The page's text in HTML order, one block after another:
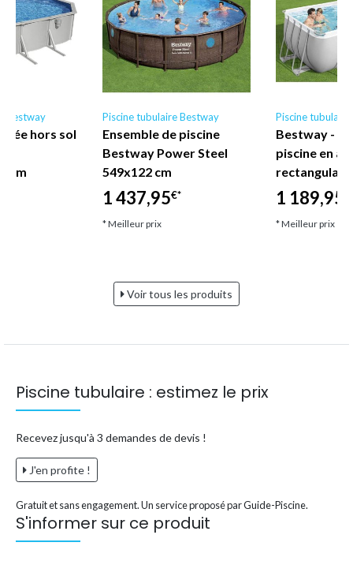
Bestway
hors sol
cm
Piscine tubulaire Bestway
Ensemble de piscine
Bestway Power Steel
549x122 cm
1 437,95€*
* Meilleur prix
Piscine
Bestway -
piscine en
1 189,95
* Meilleur prix
Voir tous les produits
Piscine tubulaire : estimez le prix
Recevez jusqu'à 3 demandes de devis !
J'en profite !
Gratuit et sans engagement. Un service proposé par Guide-Piscine.
S'informer sur ce produit